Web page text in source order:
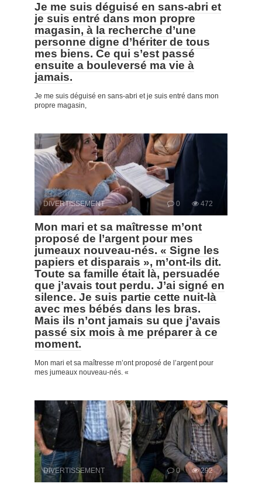
Je me suis déguisé en sans-abri et
je suis entré dans mon propre
magasin, à la recherche d’une
personne digne d’hériter de tous
mes biens. Ce qui s’est passé
ensuite a bouleversé ma vie à
jamais.
Je me suis déguisé en sans-abri et je suis entré dans mon
propre magasin,
DIVERTISSEMENT 0 472
Mon mari et sa maîtresse m’ont
proposé de l’argent pour mes
jumeaux nouveau-nés. « Signe les
papiers et disparais », m’ont-ils dit.
Toute sa famille était là, persuadée
que j’avais tout perdu. J’ai signé en
silence. Je suis partie cette nuit-là
avec mes bébés dans les bras.
Mais ils n’ont jamais su que j’avais
passé six mois à me préparer à ce
moment.
Mon mari et sa maîtresse m’ont proposé de l’argent pour
mes jumeaux nouveau-nés. «
DIVERTISSEMENT 0 292